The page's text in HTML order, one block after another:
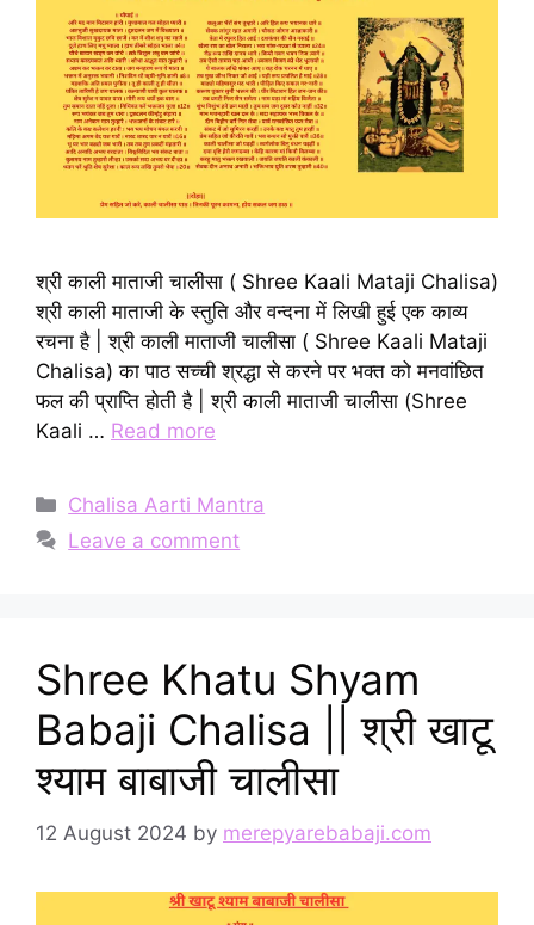
श्री काली माताजी चालीसा ( Shree Kaali Mataji Chalisa)
श्री काली माताजी के स्तुति और वन्दना में लिखी हुई एक काव्य
रचना है | श्री काली माताजी चालीसा ( Shree Kaali Mataji
Chalisa) का पाठ सच्ची श्रद्धा से करने पर भक्त को मनवांछित
फल की प्राप्ति होती है | श्री काली माताजी चालीसा (Shree
Kaali … Read more
Categories
Chalisa Aarti Mantra
Leave a comment
Shree Khatu Shyam
Babaji Chalisa || श्री खाटू
श्याम बाबाजी चालीसा
12 August 2024 by merepyarebabaji.com